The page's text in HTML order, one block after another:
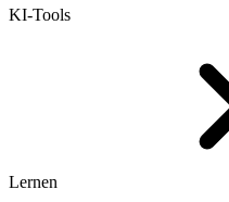
KI-Tools
Lernen